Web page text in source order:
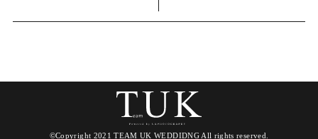
©Copyright 2021 TEAM UK WEDDIDNG All rights reserved.